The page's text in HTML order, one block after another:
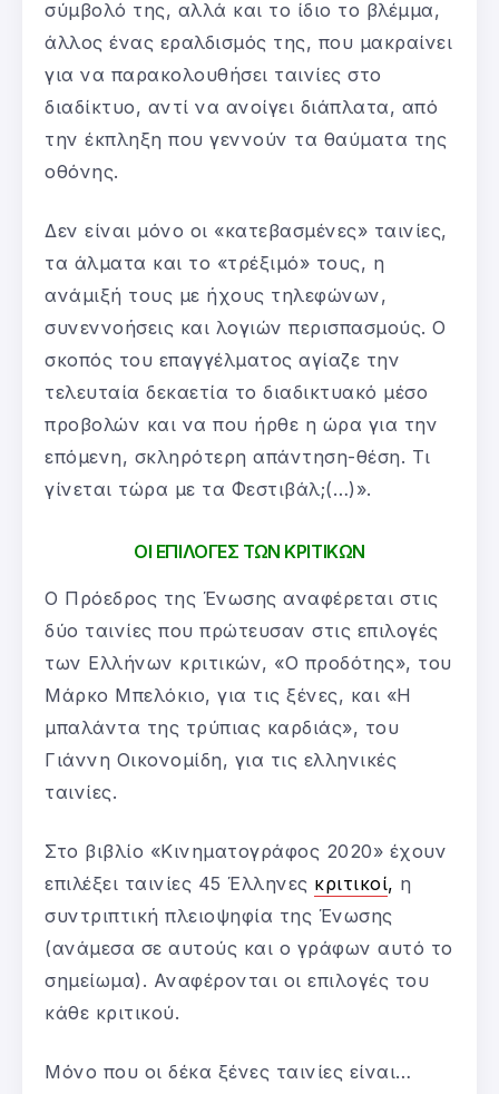
σύμβολό της, αλλά και το ίδιο το βλέμμα,
άλλος ένας εραλδισμός της, που μακραίνει
για να παρακολουθήσει ταινίες στο
διαδίκτυο, αντί να ανοίγει διάπλατα, από
την έκπληξη που γεννούν τα θαύματα της
οθόνης.
Δεν είναι μόνο οι «κατεβασμένες» ταινίες,
τα άλματα και το «τρέξιμό» τους, η
ανάμιξή τους με ήχους τηλεφώνων,
συνεννοήσεις και λογιών περισπασμούς. Ο
σκοπός του επαγγέλματος αγίαζε την
τελευταία δεκαετία το διαδικτυακό μέσο
προβολών και να που ήρθε η ώρα για την
επόμενη, σκληρότερη απάντηση-θέση. Τι
γίνεται τώρα με τα Φεστιβάλ;(…)».
ΟΙ ΕΠΙΛΟΓΕΣ ΤΩΝ ΚΡΙΤΙΚΩΝ
Ο Πρόεδρος της Ένωσης αναφέρεται στις
δύο ταινίες που πρώτευσαν στις επιλογές
των Ελλήνων κριτικών, «Ο προδότης», του
Μάρκο Μπελόκιο, για τις ξένες, και «Η
μπαλάντα της τρύπιας καρδιάς», του
Γιάννη Οικονομίδη, για τις ελληνικές
ταινίες.
Στο βιβλίο «Κινηματογράφος 2020» έχουν
επιλέξει ταινίες 45 Έλληνες κριτικοί, η
συντριπτική πλειοψηφία της Ένωσης
(ανάμεσα σε αυτούς και ο γράφων αυτό το
σημείωμα). Αναφέρονται οι επιλογές του
κάθε κριτικού.
Μόνο που οι δέκα ξένες ταινίες είναι…